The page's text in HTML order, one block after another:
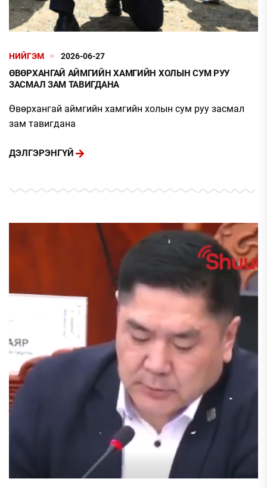
НИЙГЭМ 2026-06-27
ӨВӨРХАНГАЙ АЙМГИЙН ХАМГИЙН ХОЛЫН СУМ РУУ
ЗАСМАЛ ЗАМ ТАВИГДАНА
Өвөрхангай аймгийн хамгийн холын сум руу засмал
зам тавигдана
ДЭЛГЭРЭНГҮЙ